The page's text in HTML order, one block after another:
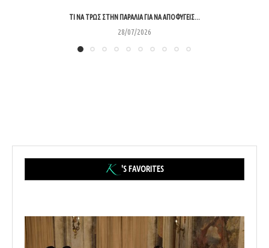
ΤΙ ΝΑ ΤΡΩΣ ΣΤΗΝ ΠΑΡΑΛΊΑ ΓΙΑ ΝΑ ΑΠΟΦΎΓΕΙΣ...
28/07/2026
'S FAVORITES